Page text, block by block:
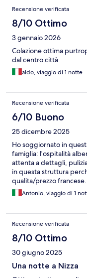
Recensione verificata
8/10 Ottimo
3 gennaio 2026
Colazione ottima
dal centro città
aldo, viaggio di 1 notte
Recensione verificata
6/10 Buono
25 dicembre 2025
Ho soggiornato in
famiglia: l'ospitalità
attenta a dettagli,
in questa struttura
qualita/prezzo
coperto (a pagamento)
Antonio, viaggio di 1
Recensione verificata
8/10 Ottimo
30 giugno 2025
Una notte a Nizza